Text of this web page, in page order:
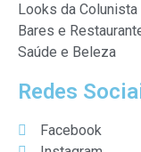
Looks da Colunista
Bares e
Saúde e Beleza
Redes
Facebook